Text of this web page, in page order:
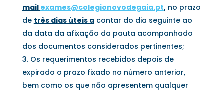
mail exames@colegionovodegaia.pt,no prazo
de três dias úteis acontar do dia seguinte ao
da data da afixação da pauta acompanhado
dos documentos considerados pertinentes;
Os requerimentos recebidos depois de
expirado o prazo fixado no número anterior,
bem como os que não apresentem qualquer